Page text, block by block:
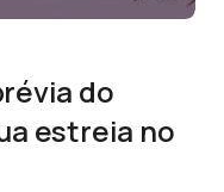
do
estreia no